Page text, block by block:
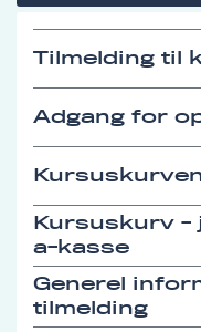
Tilmelding til
Adgang for
Kursuskurv -
a-kasse
Generel
tilmelding